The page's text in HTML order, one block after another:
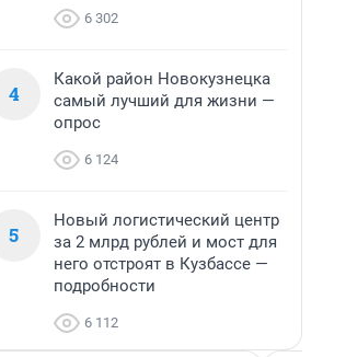
6 302
4
Какой район Новокузнецка
самый лучший для жизни —
опрос
6 124
5
Новый логистический центр
за 2 млрд рублей и мост для
него отстроят в Кузбассе —
подробности
6 112